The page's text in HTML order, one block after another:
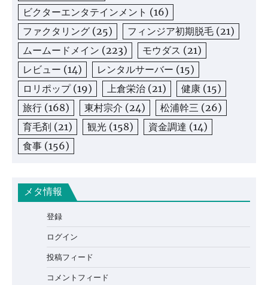
ビクターエンタテインメント (16)
ファクタリング (25) フィンジア初期脱毛 (21)
ムームードメイン (223) モウダス (21)
レビュー (14) レンタルサーバー (15)
ロリポップ(19) 上倉栄治 (21) 健康 (15)
旅行 (168) 東村宗介 (24) 松浦幹三 (26)
育毛剤 (21) 観光 (158) 資金調達 (14)
食事 (156)
メタ情報
登録
ログイン
投稿フィード
コメントフィード